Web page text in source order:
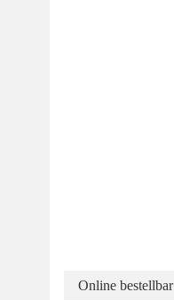
Online bestellbar